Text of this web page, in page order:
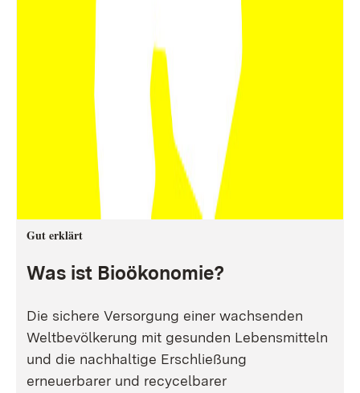
Gut erklärt
Was ist Bioökonomie?
Die sichere Versorgung einer wachsenden
Weltbevölkerung mit gesunden Lebensmitteln
und die nachhaltige Erschließung
erneuerbarer und recycelbarer